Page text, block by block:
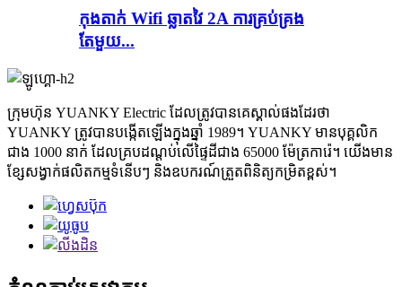
កុងតាក់ Wifi ឆ្លាតវៃ 2A ការគ្រប់គ្រង
តែមួយ...
ក្រុមហ៊ុន YUANKY Electric ដែលត្រូវបានគេស្គាល់ផងដែរថា
YUANKY ត្រូវបានបង្កើតឡើងក្នុងឆ្នាំ 1989។ YUANKY មានបុគ្គលិក
ជាង 1000 នាក់ ដែលគ្របដណ្តប់លើផ្ទៃដីជាង 65000 ម៉ែត្រការ៉េ។ យើងមាន
ខ្សែសង្វាក់ផលិតកម្មទំនើបៗ និងឧបករណ៍ត្រួតពិនិត្យកម្រិតខ្ពស់។